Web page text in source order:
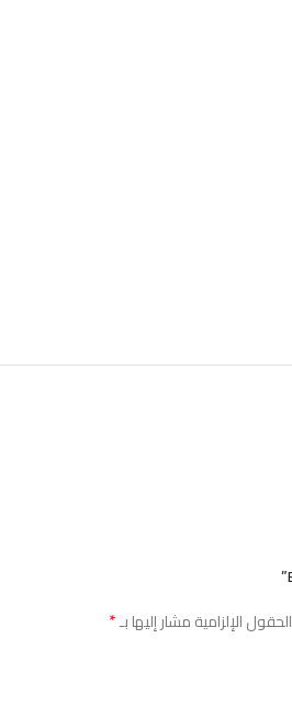
الحقول الإلزامية مشار إليها بـ*